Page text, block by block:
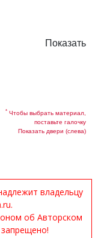
Показать
* Чтобы выбрать материал,
поставьте галочку
Показать двери (слева)
владельцу
об Авторском